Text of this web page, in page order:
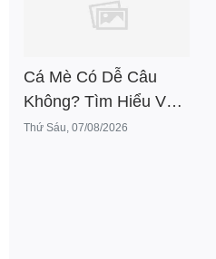
Cá Mè Có Dễ Câu
Không? Tìm Hiểu Về
Cách Câu Cá Mè!
Thứ Sáu, 07/08/2026